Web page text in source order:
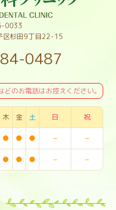
0033
区杉田9丁目22-15
0487
のお電話はお控えください。
木 金 土 日 祝
● ● ● − −
● ● ● − −